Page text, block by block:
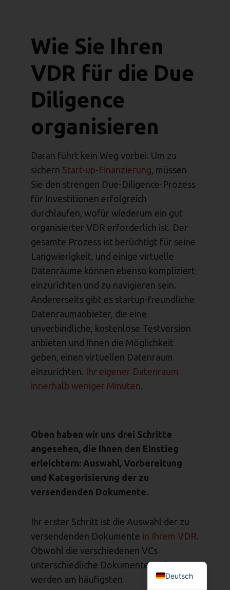
Wie Sie Ihren
VDR für die Due
Diligence
organisieren
Daran führt kein Weg vorbei. Um zu
sichern Start-up-Finanzierung, müssen
Sie den strengen Due-Diligence-Prozess
für Investitionen erfolgreich
durchlaufen, wofür wiederum ein gut
organisierter VDR erforderlich ist. Der
gesamte Prozess ist berüchtigt für seine
Langwierigkeit, und einige virtuelle
Datenräume können ebenso kompliziert
einzurichten und zu navigieren sein.
Andererseits gibt es startup-freundliche
Datenraumanbieter, die eine
unverbindliche, kostenlose Testversion
anbieten und Ihnen die Möglichkeit
geben, einen virtuellen Datenraum
einzurichten. Ihr eigener Datenraum
innerhalb weniger Minuten.
Oben haben wir uns drei Schritte
angesehen, die Ihnen den Einstieg
erleichtern: Auswahl, Vorbereitung
und Kategorisierung der zu
versendenden Dokumente.
Ihr erster Schritt ist die Auswahl der zu
versendenden Dokumente in Ihrem VDR.
Obwohl die verschiedenen VCs
unterschiedliche Dokumente verlangen,
werden am häufigsten
Deutsch